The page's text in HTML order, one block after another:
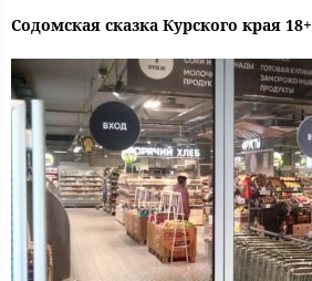
Содомская сказка Курского края 18+